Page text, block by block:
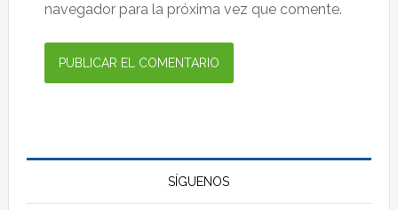
navegador para la próxima vez que comente.
SÍGUENOS